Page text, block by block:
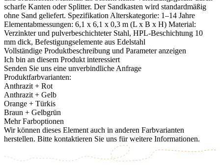
scharfe Kanten oder Splitter. Der Sandkasten wird standardmäßig
ohne Sand geliefert. Spezifikation Alterskategorie: 1–14 Jahre
Elementabmessungen: 6,1 x 6,1 x 0,3 m (L x B x H) Material:
Verzinkter und pulverbeschichteter Stahl, HPL-Beschichtung 10
mm dick, Befestigungselemente aus Edelstahl
Vollständige Produktbeschreibung und Parameter anzeigen
Ich bin an diesem Produkt interessiert
Senden Sie uns eine unverbindliche Anfrage
Produktfarbvarianten:
Anthrazit + Rot
Anthrazit + Gelb
Orange + Türkis
Braun + Gelbgrün
Mehr Farboptionen
Wir können dieses Element auch in anderen Farbvarianten
herstellen. Bitte kontaktieren Sie uns für weitere Informationen.